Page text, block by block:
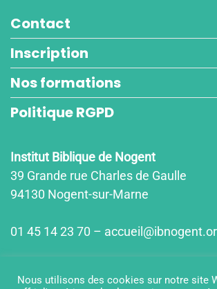
Contact
Inscription
Nos formations
Politique RGPD
Institut Biblique de Nogent
39 Grande rue Charles de Gaulle
94130 Nogent-sur-Marne
01 45 14 23 70 –
Nous utilisons des cookies sur notre site